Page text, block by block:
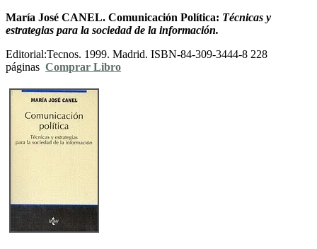
María José CANEL. Comunicación Política: Técnicas y
estrategias para la sociedad de la información.
Editorial:Tecnos. 1999. Madrid. ISBN-84-309-3444-8 228
páginas Comprar Libro